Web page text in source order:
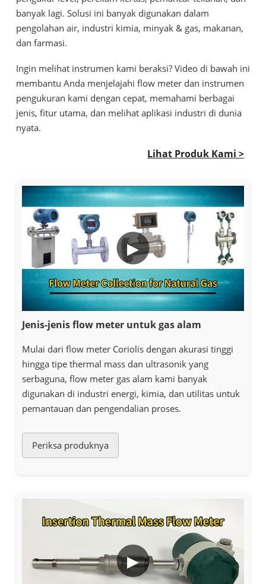
banyak lagi. Solusi ini banyak digunakan dalam
pengolahan air, industri kimia, minyak & gas, makanan,
dan farmasi.
Ingin melihat instrumen kami beraksi? Video di bawah ini
membantu Anda menjelajahi flow meter dan instrumen
pengukuran kami dengan cepat, memahami berbagai
jenis, fitur utama, dan melihat aplikasi industri di dunia
nyata.
Lihat Produk Kami >
▶
Jenis-jenis flow meter untuk gas alam
Mulai dari flow meter Coriolis dengan akurasi tinggi
hingga tipe thermal mass dan ultrasonik yang
serbaguna, flow meter gas alam kami banyak
digunakan di industri energi, kimia, dan utilitas untuk
pemantauan dan pengendalian proses.
Periksa produknya
▶